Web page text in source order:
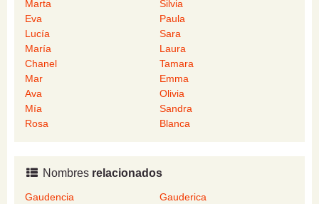
Marta
Silvia
Eva
Paula
Lucía
Sara
María
Laura
Chanel
Tamara
Mar
Emma
Ava
Olivia
Mía
Sandra
Rosa
Blanca
Nombres relacionados
Gaudencia
Gauderica